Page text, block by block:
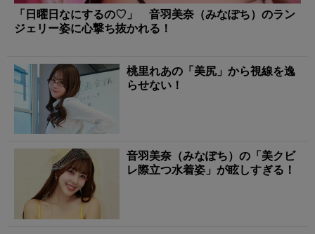
「日曜日なにするの♡」 音羽美奈（みなぽち）のラン
ジェリー姿に心撃ち抜かれる！
桃里れあの「美尻」から視線を逸
らせない！
音羽美奈（みなぽち）の「美クビ
レ際立つ水着姿」が眩しすぎる！